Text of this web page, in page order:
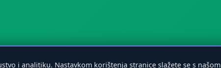
i analitiku. Nastavkom korištenja stranice slažete se s našom